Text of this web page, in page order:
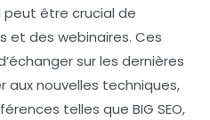
être crucial de
et des webinaires. Ces
sur les dernières
aux nouvelles techniques,
telles que BIG SEO,